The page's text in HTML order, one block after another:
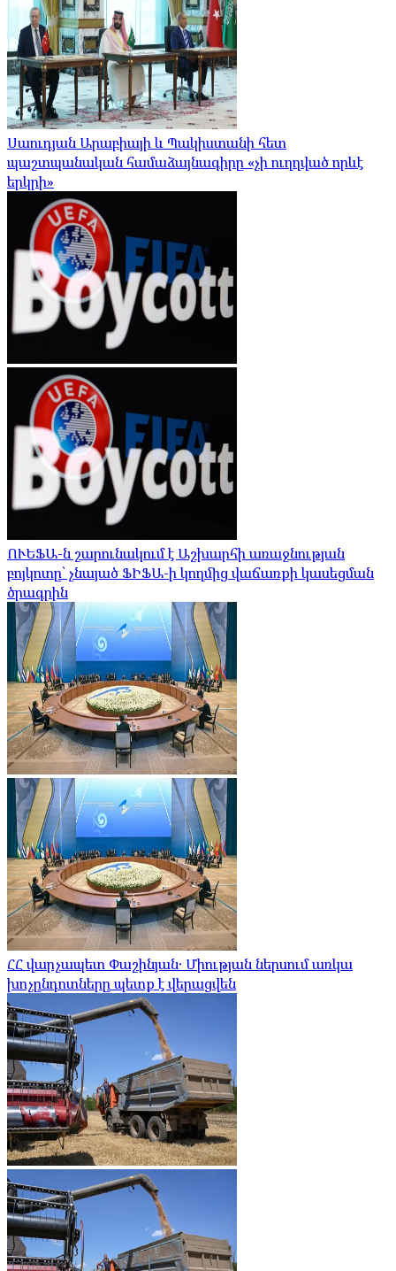
Սաուդյան Արաբիայի և Պակիստանի հետ
պաշտպանական համաձայնագիրը «չի ուղղված որևէ
երկրի»
ՈՒԵՖԱ-ն շարունակում է Աշխարհի առաջնության
բոյկոտը՝ չնայած ՖԻՖԱ-ի կողմից վաճառքի կասեցման
ծրագրին
ՀՀ վարչապետ Փաշինյան․ Միության ներսում առկա
խոչընդոտները պետք է վերացվեն